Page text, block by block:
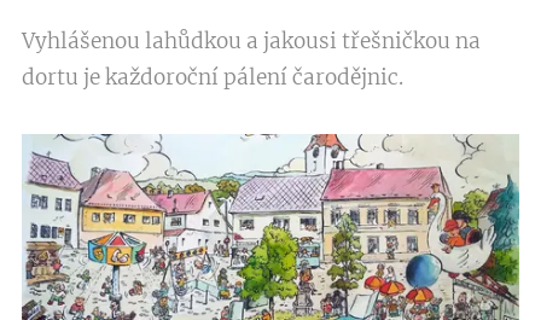
Vyhlášenou lahůdkou a jakousi třešničkou na
dortu je každoroční pálení čarodějnic.